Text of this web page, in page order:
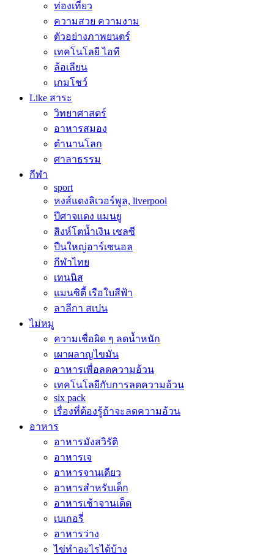
ท่องเที่ยว
ความสวย ความงาม
ตัวอย่างภาพยนตร์
เทคโนโลยี ไอที
ล้อเลียน
เกมโชว์
Like สาระ
วิทยาศาสตร์
อาหารสมอง
ตำนานโลก
ศาลาธรรม
กีฬา
sport
หงส์แดงลิเวอร์พูล, liverpool
ปีศาจแดง แมนยู
สิงห์โตน้ำเงิน เชลซี
ปืนใหญ่อาร์เซนอล
กีฬาไทย
เทนนิส
แมนซิตี้ เรือใบสีฟ้า
ลาลีกา สเปน
ไม่หมู
ความเชื่อผิด ๆ ลดน้ำหนัก
เผาผลาญไขมัน
อาหารเพื่อลดความอ้วน
เทคโนโลยีกับการลดความอ้วน
six pack
เรื่องที่ต้องรู้ถ้าจะลดความอ้วน
อาหาร
อาหารมังสวิรัติ
อาหารเจ
อาหารจานเดียว
อาหารสำหรับเด็ก
อาหารเช้าจานเด็ด
เบเกอรี่
อาหารว่าง
ไข่ทำอะไรได้บ้าง